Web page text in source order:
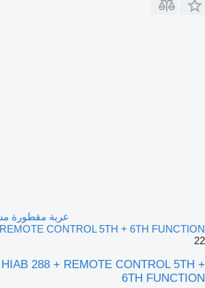
CONTROL 5TH + 6TH FUNCTION
22
288 + REMOTE CONTROL 5TH +
6TH FUNCTION